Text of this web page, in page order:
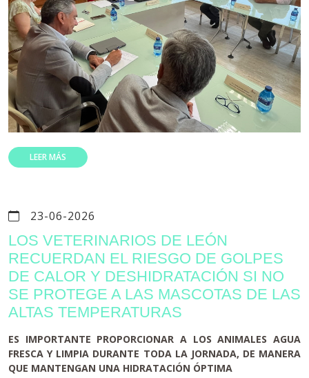
LEER MÁS
23-06-2026
LOS VETERINARIOS DE LEÓN
RECUERDAN EL RIESGO DE GOLPES
DE CALOR Y DESHIDRATACIÓN SI NO
SE PROTEGE A LAS MASCOTAS DE LAS
ALTAS TEMPERATURAS
ES IMPORTANTE PROPORCIONAR A LOS ANIMALES AGUA
FRESCA Y LIMPIA DURANTE TODA LA JORNADA, DE MANERA
QUE MANTENGAN UNA HIDRATACIÓN ÓPTIMA